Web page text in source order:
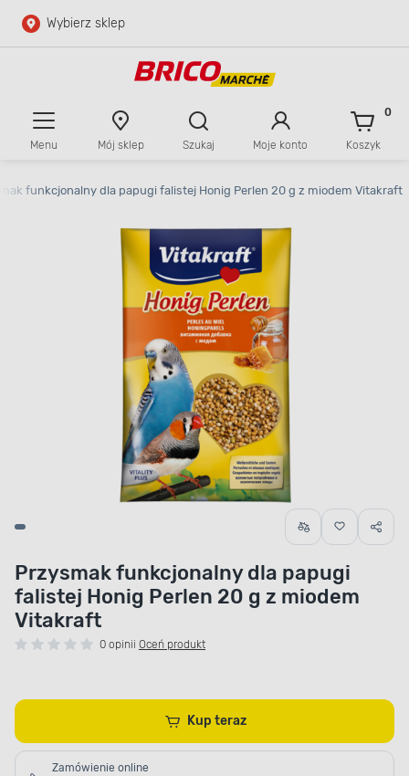
Przejdź do głównej zawartości
Wybierz sklep
Menu Mój sklep Szukaj Moje konto Koszyk
0
funkcjonalny dla papugi falistej Honig Perlen 20 g z miodem Vitakraft
Przysmak funkcjonalny dla papugi
falistej Honig Perlen 20 g z miodem
Vitakraft
0 opinii Oceń produkt
Kup teraz
Zamówienie online